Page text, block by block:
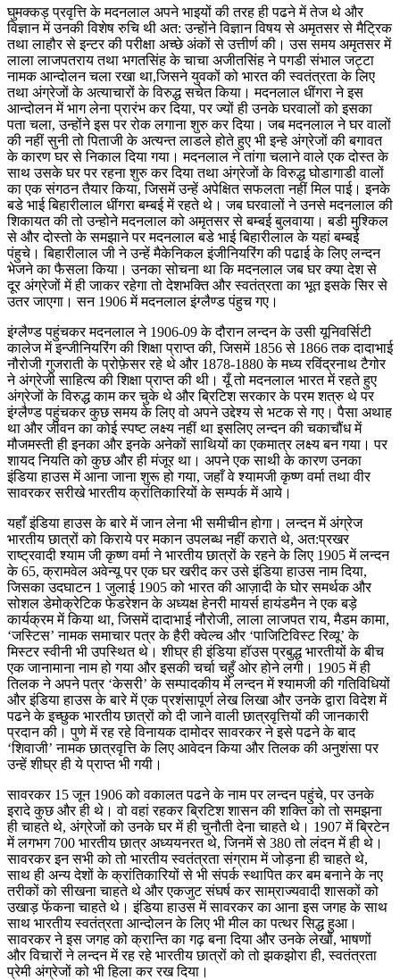
घुमक्कड़ प्रवृत्ति के मदनलाल अपने भाइयों की तरह ही पढने में तेज थे और
विज्ञान में उनकी विशेष रुचि थी अत: उन्होंने विज्ञान विषय से अमृतसर से मैट्रिक
तथा लाहौर से इन्टर की परीक्षा अच्छे अंकों से उत्तीर्ण की। उस समय अमृतसर में
लाला लाजपतराय तथा भगतसिंह के चाचा अजीतसिंह ने पगडी संभाल जट्टा
नामक आन्दोलन चला रखा था,जिसने युवकों को भारत की स्वतंत्रता के लिए
तथा अंग्रेजों के अत्याचारों के विरुद्ध सचेत किया। मदनलाल धींगरा ने इस
आन्दोलन में भाग लेना प्रारंभ कर दिया, पर ज्यों ही उनके घरवालों को इसका
पता चला, उन्होंने इस पर रोक लगाना शुरु कर दिया। जब मदनलाल ने घर वालों
की नहीं सुनी तो पिताजी के अत्यन्त लाडले होते हुए भी इन्हे अंग्रेजों की बगावत
के कारण घर से निकाल दिया गया। मदनलाल ने तांगा चलाने वाले एक दोस्त के
साथ उसके घर पर रहना शुरु कर दिया तथा अंग्रेजों के विरुद्ध घोडागाडी वालों
का एक संगठन तैयार किया, जिसमें उन्हें अपेक्षित सफलता नहीं मिल पाई। इनके
बडे भाई बिहारीलाल धींगरा बम्बई में रहते थे। जब घरवालों ने उनसे मदनलाल की
शिकायत की तो उन्होने मदनलाल को अमृतसर से बम्बई बुलवाया। बडी मुश्किल
से और दोस्तो के समझाने पर मदनलाल बडे भाई बिहारीलाल के यहां बम्बई
पंहुचे। बिहारीलाल जी ने उन्हें मैकेनिकल इंजीनियरिंग की पढाई के लिए लन्दन
भेजने का फैसला किया। उनका सोचना था कि मदनलाल जब घर क्या देश से
दूर अंग्रेजों में ही जाकर रहेगा तो देशभक्ति और स्वतंत्रता का भूत इसके सिर से
उतर जाएगा। सन 1906 में मदनलाल इंग्लैण्ड पंहुच गए।
इंग्लैण्ड पहुंचकर मदनलाल ने 1906-09 के दौरान लन्दन के उसी यूनिवर्सिटी
कालेज में इन्जीनियरिंग की शिक्षा प्राप्त की, जिसमें 1856 से 1866 तक दादाभाई
नौरोजी गुजराती के प्रोफ़ेसर रहे थे और 1878-1880 के मध्य रविंद्रनाथ टैगोर
ने अंग्रेजी साहित्य की शिक्षा प्राप्त की थी। यूँ तो मदनलाल भारत में रहते हुए
अंग्रेजों के विरुद्ध काम कर चुके थे और ब्रिटिश सरकार के परम शत्रु थे पर
इंग्लैण्ड पहुंचकर कुछ समय के लिए वो अपने उद्देश्य से भटक से गए। पैसा अथाह
था और जीवन का कोई स्पष्ट लक्ष्य नहीं था इसलिए लन्दन की चकाचौंध में
मौजमस्ती ही इनका और इनके अनेकों साथियों का एकमात्र लक्ष्य बन गया। पर
शायद नियति को कुछ और ही मंजूर था। अपने एक साथी के कारण उनका
इंडिया हाउस में आना जाना शुरू हो गया, जहाँ वे श्यामजी कृष्ण वर्मा तथा वीर
सावरकर सरीखे भारतीय क्रांतिकारियों के सम्पर्क में आये।
यहाँ इंडिया हाउस के बारे में जान लेना भी समीचीन होगा। लन्दन में अंग्रेज
भारतीय छात्रों को किराये पर मकान उपलब्ध नहीं कराते थे, अत:प्रखर
राष्ट्रवादी श्याम जी कृष्ण वर्मा ने भारतीय छात्रों के रहने के लिए 1905 में लन्दन
के 65, क्रामवेल अवेन्यू पर एक घर खरीद कर उसे इंडिया हाउस नाम दिया,
जिसका उदघाटन 1 जुलाई 1905 को भारत की आज़ादी के घोर समर्थक और
सोशल डेमोक्रेटिक फेडरेशन के अध्यक्ष हेनरी मायर्स हायंडमैन ने एक बड़े
कार्यक्रम में किया था, जिसमें दादाभाई नौरोजी, लाला लाजपत राय, मैडम कामा,
‘जस्टिस’ नामक समाचार पत्र के हैरी क्वेल्च और ‘पाजिटिविस्ट रिव्यू’ के
मिस्टर स्वीनी भी उपस्थित थे। शीघ्र ही इंडिया हॉउस प्रबुद्ध भारतीयों के बीच
एक जानामाना नाम हो गया और इसकी चर्चा चहुँ ओर होने लगी। 1905 में ही
तिलक ने अपने पत्र ‘केसरी’ के सम्पादकीय में लन्दन में श्यामजी की गतिविधियों
और इंडिया हाउस के बारे में एक प्रशंसापूर्ण लेख लिखा और उनके द्वारा विदेश में
पढने के इच्छुक भारतीय छात्रों को दी जाने वाली छात्रवृत्तियों की जानकारी
प्रदान की। पुणे में रह रहे विनायक दामोदर सावरकर ने इसे पढने के बाद
‘शिवाजी’ नामक छात्रवृत्ति के लिए आवेदन किया और तिलक की अनुशंसा पर
उन्हें शीघ्र ही ये प्राप्त भी गयी।
सावरकर 15 जून 1906 को वकालत पढने के नाम पर लन्दन पहुंचे, पर उनके
इरादे कुछ और ही थे। वो वहां रहकर ब्रिटिश शासन की शक्ति को तो समझना
ही चाहते थे, अंग्रेजों को उनके घर में ही चुनौती देना चाहते थे। 1907 में ब्रिटेन
में लगभग 700 भारतीय छात्र अध्ययनरत थे, जिनमें से 380 तो लंदन में ही थे।
सावरकर इन सभी को तो भारतीय स्वतंत्रता संग्राम में जोड़ना ही चाहते थे,
साथ ही अन्य देशों के क्रांतिकारियों से भी संपर्क स्थापित कर बम बनाने के नए
तरीकों को सीखना चाहते थे और एकजुट संघर्ष कर साम्राज्यवादी शासकों को
उखाड़ फेंकना चाहते थे। इंडिया हाउस में सावरकर का आना इस जगह के साथ
साथ भारतीय स्वतंत्रता आन्दोलन के लिए भी मील का पत्थर सिद्ध हुआ।
सावरकर ने इस जगह को क्रान्ति का गढ़ बना दिया और उनके लेखों, भाषणों
और विचारों ने लन्दन में रह रहे भारतीय छात्रों को तो झकझोरा ही, स्वतंत्रता
प्रेमी अंग्रेजों को भी हिला कर रख दिया।